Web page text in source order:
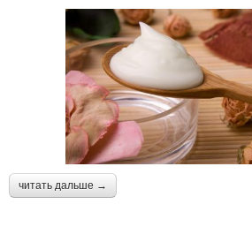
читать дальше →